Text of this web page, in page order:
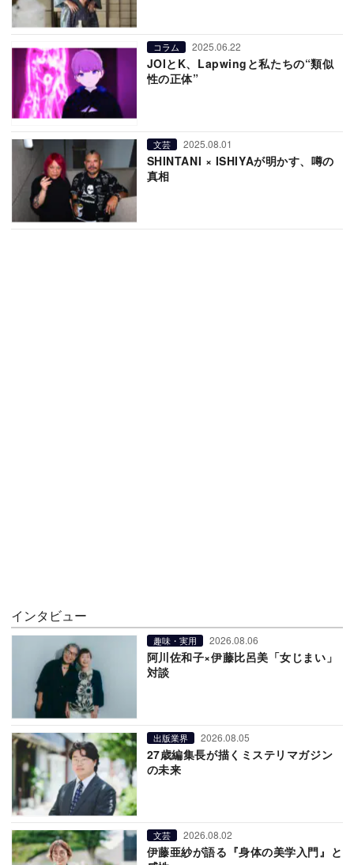
コラム 2025.06.22
JOIとK、Lapwingと私たちの“類似
性の正体”
文芸 2025.08.01
SHINTANI × ISHIYAが明かす、噂の
真相
インタビュー
趣味・実用 2026.08.06
阿川佐和子×伊藤比呂美「女じまい」
対談
出版業界 2026.08.05
27歳編集長が描くミステリマガジン
の未来
文芸 2026.08.02
伊藤亜紗が語る『身体の美学入門』と